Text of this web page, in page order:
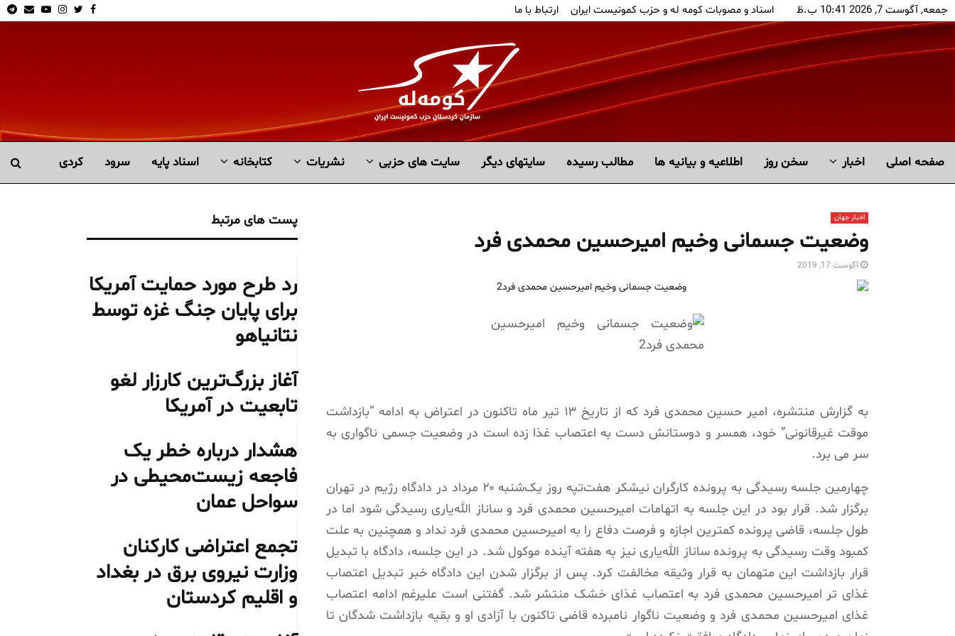
جمعه, آگوست 7, 2026 10:41 ب.ظ اسناد و مصوبات کومه له و حزب کمونیست ایران ارتباط با ما Facebook
Twitter
Instagram
Youtube
Email
صفحه اصلی اخبار سخن روز اطلاعیه و بیانیه ها مطالب رسیده سايتهاى ديگر سایت های حزبی نشریات کتابخانە اسناد پایه سرود کردی
اخبار جهان
وضعیت جسمانی وخیم امیرحسین محمدی فرد
آگوست 17, 2019
به گزارش منتشره، امیر حسین محمدی فرد که از تاریخ ۱۳ تیر ماه تاکنون در اعتراض به ادامه “بازداشت
موقت غیرقانونی” خود، همسر و دوستانش دست به اعتصاب غذا زده است در وضعیت جسمی ناگواری به
سر می برد.
چهارمین جلسه رسیدگی به پرونده کارگران نیشکر هفت‌تپه روز یک‌شنبه ۲۰ مرداد در دادگاه رژیم در تهران
برگزار شد. قرار بود در این جلسه به اتهامات امیرحسین محمدی ‌فرد و ساناز الله‌یاری رسیدگی شود اما در
طول جلسه، قاضی پرونده کمترین اجازه و فرصت دفاع را به امیرحسین محمدی ‌فرد نداد و همچنین به علت
کمبود وقت رسیدگی به پرونده ساناز الله‌یاری نیز به هفته‌ آینده موکول شد. در این جلسه، دادگاه با تبدیل
قرار بازداشت این متهمان به قرار وثیقه مخالفت کرد. پس از برگزار شدن این دادگاه خبر تبدیل اعتصاب
غذای تر امیرحسین محمدی ‌فرد به اعتصاب غذای خشک منتشر شد. گفتنی است علیرغم ادامه اعتصاب
غذای امیرحسین محمدی‌ فرد و وضعیت ناگوار نامبرده قاضی تاکنون با آزادی او و بقیه بازداشت شدگان تا
پست های مرتبط
رد طرح مورد حمایت آمریکا
برای پایان جنگ غزه توسط
نتانیاهو
آغاز بزرگ‌ترین کارزار لغو
تابعیت در آمریکا
هشدار درباره خطر یک
فاجعه زیست‌محیطی در
سواحل عمان
تجمع اعتراضی کارکنان
وزارت نیروی برق در بغداد
و اقلیم کردستان